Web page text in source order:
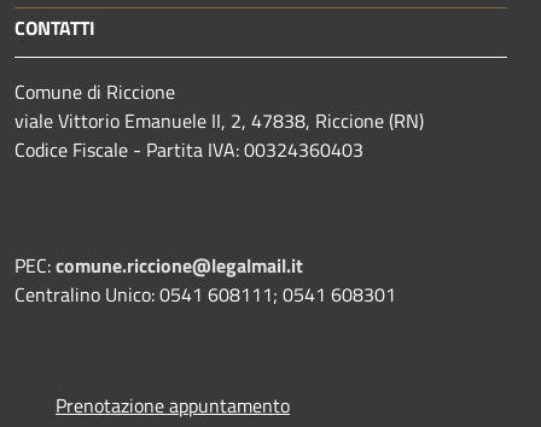
CONTATTI
Comune di Riccione
viale Vittorio Emanuele II, 2, 47838, Riccione (RN)
Codice Fiscale - Partita IVA: 00324360403
PEC:comune.riccione@legalmail.it
Centralino Unico: 0541 608111; 0541 608301
Prenotazione appuntamento